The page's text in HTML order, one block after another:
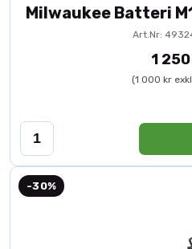
Milwaukee Batteri
Art.Nr:
1
(1 000 kr
-30%